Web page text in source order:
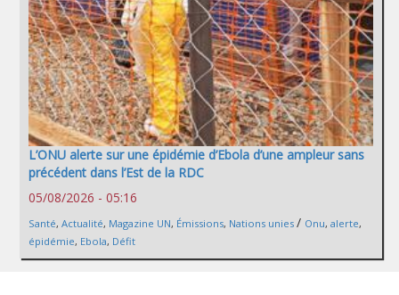
L’ONU alerte sur une épidémie d’Ebola d’une ampleur sans
précédent dans l’Est de la RDC
05/08/2026 - 05:16
Santé, Actualité, Magazine UN, Émissions, Nations unies / Onu, alerte,
épidémie, Ebola, Défit